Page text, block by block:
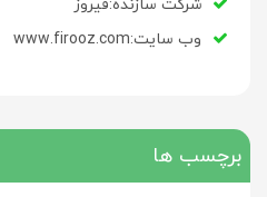
وب سایت:www.firooz.com
برچسب ها